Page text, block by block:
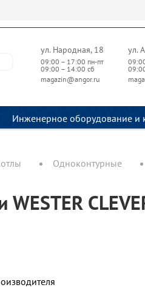
ул. Народная, 18
09:00 – 17:00 пн-пт
09:00 – 14:00 сб
magazin@angor.ru
ул.
Инженерное оборудование и
Одноконтурные